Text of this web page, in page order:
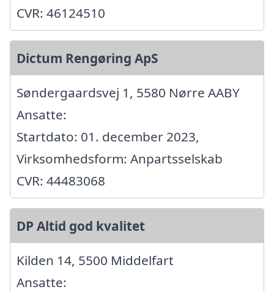
CVR: 46124510
Dictum Rengøring ApS
Søndergaardsvej 1, 5580 Nørre AABY
Ansatte:
Startdato: 01. december 2023,
Virksomhedsform: Anpartsselskab
CVR: 44483068
DP Altid god kvalitet
Kilden 14, 5500 Middelfart
Ansatte: